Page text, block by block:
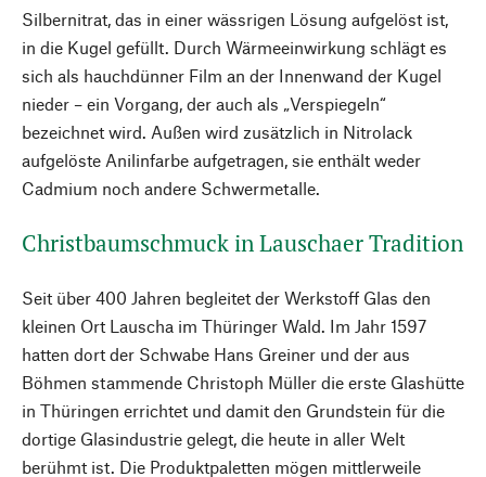
Silbernitrat, das in einer wässrigen Lösung aufgelöst ist,
in die Kugel gefüllt. Durch Wärmeeinwirkung schlägt es
sich als hauchdünner Film an der Innenwand der Kugel
nieder – ein Vorgang, der auch als „Verspiegeln“
bezeichnet wird. Außen wird zusätzlich in Nitrolack
aufgelöste Anilinfarbe aufgetragen, sie enthält weder
Cadmium noch andere Schwermetalle.
Christbaumschmuck in Lauschaer Tradition
Seit über 400 Jahren begleitet der Werkstoff Glas den
kleinen Ort Lauscha im Thüringer Wald. Im Jahr 1597
hatten dort der Schwabe Hans Greiner und der aus
Böhmen stammende Christoph Müller die erste Glashütte
in Thüringen errichtet und damit den Grundstein für die
dortige Glasindustrie gelegt, die heute in aller Welt
berühmt ist. Die Produktpaletten mögen mittlerweile